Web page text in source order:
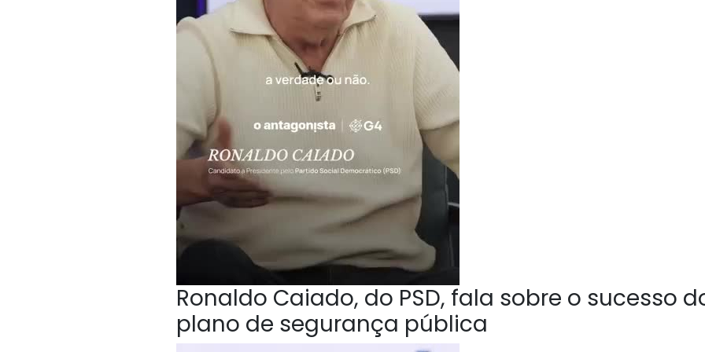
Ronaldo Caiado, do PSD, fala sobre o sucesso
plano de segurança pública